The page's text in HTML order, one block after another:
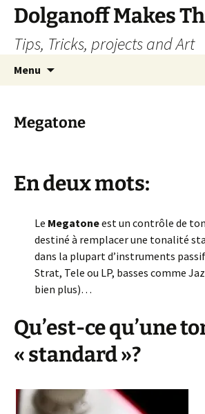
Dolganoff Makes
Tips, Tricks, projects and Art
Menu
Megatone
En deux mots:
Le Megatoneest un contrôle de
destiné à remplacer une tonalité
dans la plupart d’instruments
Strat, Tele ou LP, basses comme
bien plus)…
Qu’est-ce qu’une
« standard »?